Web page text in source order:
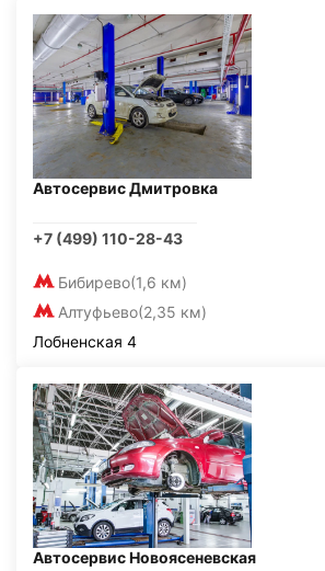
Автосервис Дмитровка
+7 (499) 110-28-43
Бибирево(1,6 км)
Алтуфьево(2,35 км)
Лобненская 4
Автосервис Новоясеневская